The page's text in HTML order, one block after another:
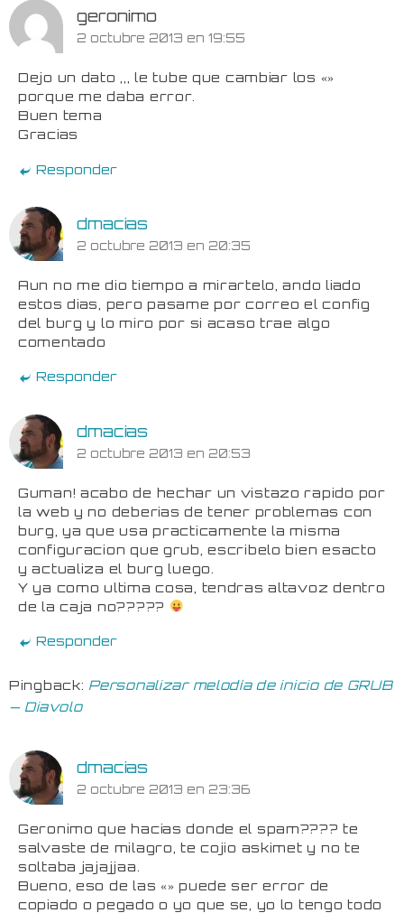
geronimo
2 octubre 2013 en 19:55
Dejo un dato ,,, le tube que cambiar los «»
porque me daba error.
Buen tema
Gracias
Responder
dmacias
2 octubre 2013 en 20:35
Aun no me dio tiempo a mirartelo, ando liado
estos dias, pero pasame por correo el config
del burg y lo miro por si acaso trae algo
comentado
Responder
dmacias
2 octubre 2013 en 20:53
Guman! acabo de hechar un vistazo rapido por
la web y no deberias de tener problemas con
burg, ya que usa practicamente la misma
configuracion que grub, escribelo bien esacto
y actualiza el burg luego.
Y ya como ultima cosa, tendras altavoz dentro
de la caja no?????
Responder
Pingback: Personalizar melodía de inicio de GRUB
— Diavolo
dmacias
2 octubre 2013 en 23:36
Geronimo que hacias donde el spam???? te
salvaste de milagro, te cojio askimet y no te
soltaba jajajjaa.
Bueno, eso de las «» puede ser error de
copiado o pegado o yo que se, yo lo tengo todo